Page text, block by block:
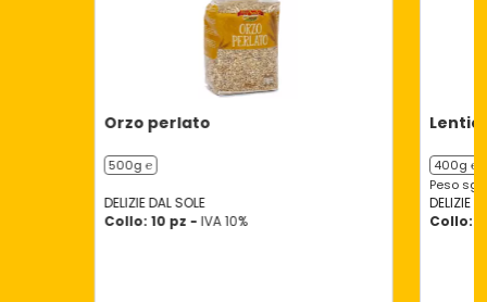
Orzo perlato
500g ℮
DELIZIE DAL SOLE
Collo: 10 pz - IVA 10%
400g ℮
Peso
DELIZIE
Collo: